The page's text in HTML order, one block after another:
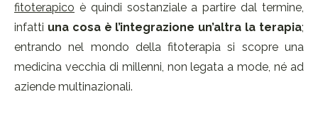
fitoterapico è quindi sostanziale a partire dal termine,
infatti una cosa è l’integrazione un’altra la terapia;
entrando nel mondo della fitoterapia si scopre una
medicina vecchia di millenni, non legata a mode, né ad
aziende multinazionali.